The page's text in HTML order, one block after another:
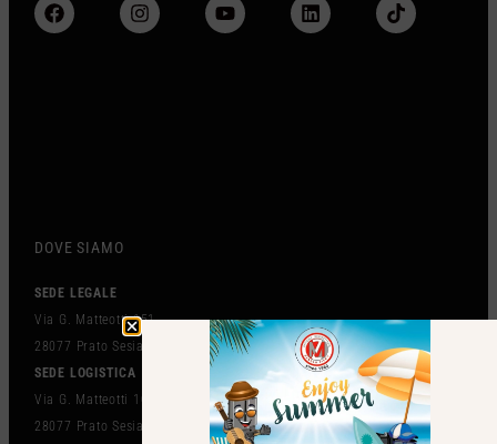
DOVE SIAMO
SEDE LEGALE
Via G. Matteotti 151
28077 Prato Sesia (NO) Italy
SEDE LOGISTICA
Via G. Matteotti 102 BIS
28077 Prato Sesia (NO) Italy